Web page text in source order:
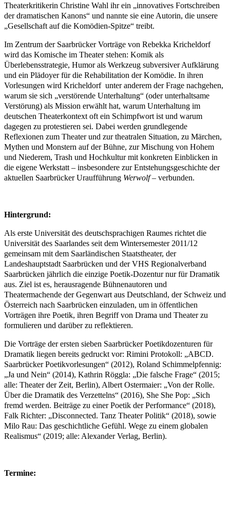
Theaterkritikerin Christine Wahl ihr ein „innovatives Fortschreiben
der dramatischen Kanons“ und nannte sie eine Autorin, die unsere
„Gesellschaft auf die Komödien-Spitze“ treibt.
Im Zentrum der Saarbrücker Vorträge von Rebekka Kricheldorf
wird das Komische im Theater stehen: Komik als
Überlebensstrategie, Humor als Werkzeug subversiver Aufklärung
und ein Plädoyer für die Rehabilitation derKomödie. In ihren
Vorlesungen wird Kricheldorf unter anderem der Frage nachgehen,
warum sie sich „verstörende Unterhaltung“ (oder unterhaltsame
Verstörung) als Mission erwählt hat, warum Unterhaltung im
deutschen Theaterkontext oft ein Schimpfwort ist und warum
dagegen zu protestieren sei. Dabei werden grundlegende
Reflexionen zum Theater und zur theatralen Situation, zu Märchen,
Mythen und Monstern auf der Bühne, zur Mischung von Hohem
und Niederem, Trash und Hochkultur mit konkreten Einblicken in
die eigene Werkstatt – insbesondere zur Entstehungsgeschichte der
aktuellen Saarbrücker Uraufführung Werwolf– verbunden.
Hintergrund:
Als erste Universität des deutschsprachigen Raumes richtet die
Universität des Saarlandes seit dem Wintersemester 2011/12
gemeinsam mit dem Saarländischen Staatstheater, der
Landeshauptstadt Saarbrücken und der VHS Regionalverband
Saarbrücken jährlich die einzige Poetik-Dozentur nur für Dramatik
aus. Ziel ist es, herausragende Bühnenautoren und
Theatermachende der Gegenwart aus Deutschland, der Schweiz und
Österreich nach Saarbrücken einzuladen, um in öffentlichen
Vorträgen ihre Poetik, ihren Begriff von Drama und Theater zu
formulieren und darüber zu reflektieren.
Die Vorträge der ersten sieben Saarbrücker Poetikdozenturen für
Dramatik liegen bereits gedruckt vor: Rimini Protokoll: „ABCD.
Saarbrücker Poetikvorlesungen“ (2012), Roland Schimmelpfennig:
„Ja und Nein“ (2014), Kathrin Röggla: „Die falsche Frage“ (2015;
alle: Theater der Zeit, Berlin), Albert Ostermaier: „Von der Rolle.
Über die Dramatik des Verzettelns“ (2016), She She Pop: „Sich
fremd werden. Beiträge zu einer Poetik der Performance“ (2018),
Falk Richter: „Disconnected. Tanz Theater Politik“ (2018), sowie
Milo Rau: Das geschichtliche Gefühl. Wege zu einem globalen
Realismus“ (2019; alle: Alexander Verlag, Berlin).
Termine: